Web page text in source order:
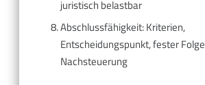
juristisch belastbar
Abschlussfähigkeit: Kriterien,
Entscheidungspunkt, fester
Nachsteuerung